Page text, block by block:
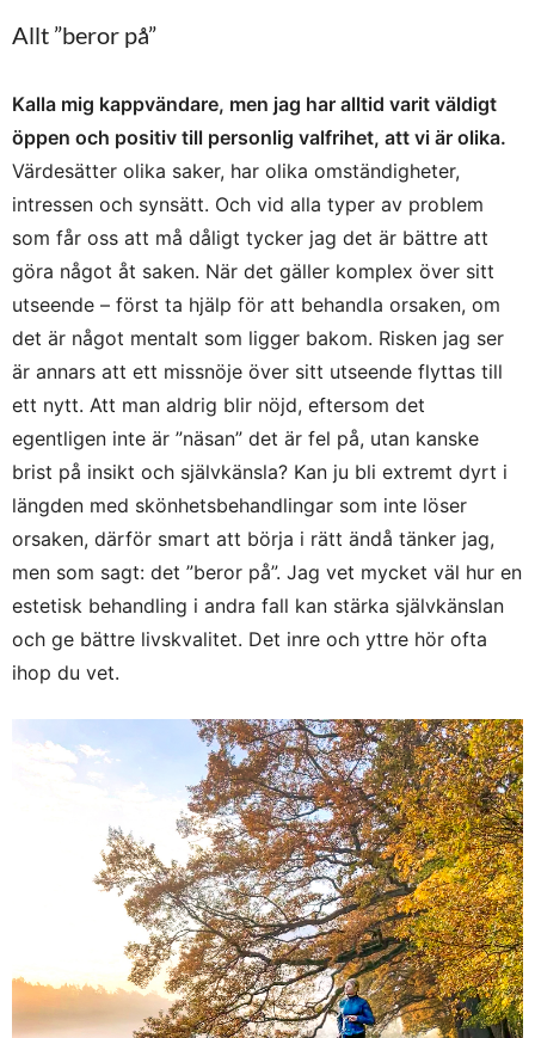
Allt ”beror på”
Kalla mig kappvändare, men jag har alltid varit väldigt
öppen och positiv till personlig valfrihet, att vi är olika.
Värdesätter olika saker, har olika omständigheter,
intressen och synsätt. Och vid alla typer av problem
som får oss att må dåligt tycker jag det är bättre att
göra något åt saken. När det gäller komplex över sitt
utseende – först ta hjälp för att behandla orsaken, om
det är något mentalt som ligger bakom. Risken jag ser
är annars att ett missnöje över sitt utseende flyttas till
ett nytt. Att man aldrig blir nöjd, eftersom det
egentligen inte är ”näsan” det är fel på, utan kanske
brist på insikt och självkänsla? Kan ju bli extremt dyrt i
längden med skönhetsbehandlingar som inte löser
orsaken, därför smart att börja i rätt ändå tänker jag,
men som sagt: det ”beror på”. Jag vet mycket väl hur en
estetisk behandling i andra fall kan stärka självkänslan
och ge bättre livskvalitet. Det inre och yttre hör ofta
ihop du vet.